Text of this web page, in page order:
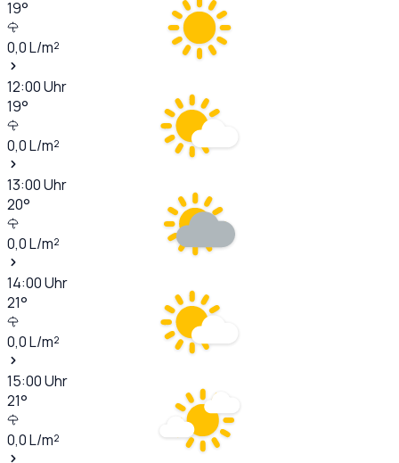
19°
0,0L/m²
12:00Uhr
19°
0,0L/m²
13:00Uhr
20°
0,0L/m²
14:00Uhr
21°
0,0L/m²
15:00Uhr
21°
0,0L/m²